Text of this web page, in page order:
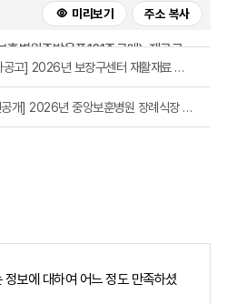
미리보기 주소 복사
1.입찰공고문(2026년중앙보훈병원주방용품101종구매)_재공고.pdf
미리보기
2.물품내역서(2026년중앙보훈병원주방용품101종구매)_재공고.xlsx
원주방용품101종구매).zip
입찰공고 -[3차공고] 2026년 보장구센터 재활재료 보청기(일반장애인용) 구매
[구매규격 사전공개] 2026년 중앙보훈병원 장례식장 예복 운영사업자 선정
보에 대하여 어느 정도 만족하셨